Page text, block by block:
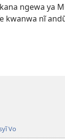
ngewa ya
kwanwa nĩ
Vo